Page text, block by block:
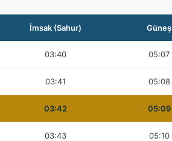
İmsak (Sahur) Güneş
03:40 05:07
03:41 05:08
03:42 05:09
03:43 05:10